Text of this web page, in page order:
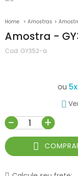
Amostras
Amostra -
Cod: GY352-a
ou 5x
- +